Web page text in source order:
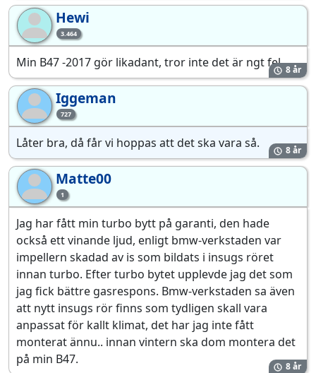
He 3.464
Hewi
Min B47 -2017 gör likadant, tror inte det är ngt fel...8 år
Ig 727
Iggeman
Låter bra, då får vi hoppas att det ska vara så. 8 år
Ma 1
Matte00
Jag har fått min turbo bytt på garanti, den hade
också ett vinande ljud, enligt bmw-verkstaden var
impellern skadad av is som bildats i insugs röret
innan turbo. Efter turbo bytet upplevde jag det som
jag fick bättre gasrespons. Bmw-verkstaden sa även
att nytt insugs rör finns som tydligen skall vara
anpassat för kallt klimat, det har jag inte fått
monterat ännu.. innan vintern ska dom montera det
på min B47.
8 år